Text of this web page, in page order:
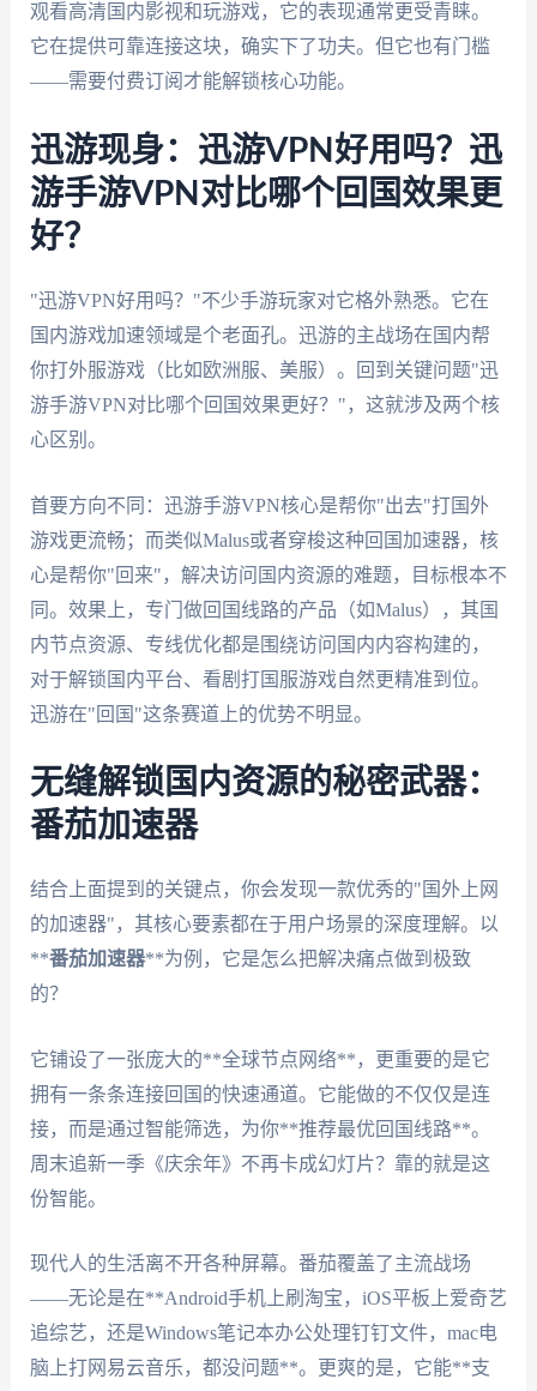
观看高清国内影视和玩游戏，它的表现通常更受青睐。
它在提供可靠连接这块，确实下了功夫。但它也有门槛
——需要付费订阅才能解锁核心功能。
迅游现身：迅游VPN好用吗？迅
游手游VPN对比哪个回国效果更
好？
"迅游VPN好用吗？"不少手游玩家对它格外熟悉。它在
国内游戏加速领域是个老面孔。迅游的主战场在国内帮
你打外服游戏（比如欧洲服、美服）。回到关键问题"迅
游手游VPN对比哪个回国效果更好？"，这就涉及两个核
心区别。
首要方向不同：迅游手游VPN核心是帮你"出去"打国外
游戏更流畅；而类似Malus或者穿梭这种回国加速器，核
心是帮你"回来"，解决访问国内资源的难题，目标根本不
同。效果上，专门做回国线路的产品（如Malus），其国
内节点资源、专线优化都是围绕访问国内内容构建的，
对于解锁国内平台、看剧打国服游戏自然更精准到位。
迅游在"回国"这条赛道上的优势不明显。
无缝解锁国内资源的秘密武器：
番茄加速器
结合上面提到的关键点，你会发现一款优秀的"国外上网
的加速器"，其核心要素都在于用户场景的深度理解。以
**番茄加速器**为例，它是怎么把解决痛点做到极致
的？
它铺设了一张庞大的**全球节点网络**，更重要的是它
拥有一条条连接回国的快速通道。它能做的不仅仅是连
接，而是通过智能筛选，为你**推荐最优回国线路**。
周末追新一季《庆余年》不再卡成幻灯片？靠的就是这
份智能。
现代人的生活离不开各种屏幕。番茄覆盖了主流战场
——无论是在**Android手机上刷淘宝，iOS平板上爱奇艺
追综艺，还是Windows笔记本办公处理钉钉文件，mac电
脑上打网易云音乐，都没问题**。更爽的是，它能**支